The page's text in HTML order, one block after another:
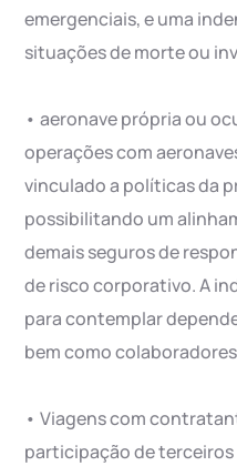
emergenciais, e uma
situações de morte ou
• aeronave própria ou
operações com
vinculado a políticas da
possibilitando um
demais seguros de
de risco corporativo. A
para contemplar
bem como
• Viagens com
participação de